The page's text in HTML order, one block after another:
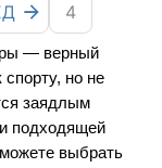
— верный
но не
заядлым
подходящей
выбрать
4